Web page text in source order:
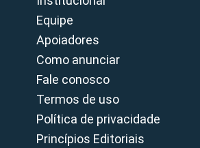
Equipe
Apoiadores
Como anunciar
Fale conosco
Termos de uso
Política de privacidade
Princípios Editoriais